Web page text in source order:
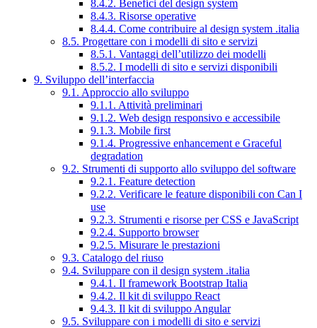
8.4.2. Benefici del design system
8.4.3. Risorse operative
8.4.4. Come contribuire al design system .italia
8.5. Progettare con i modelli di sito e servizi
8.5.1. Vantaggi dell’utilizzo dei modelli
8.5.2. I modelli di sito e servizi disponibili
9. Sviluppo dell’interfaccia
9.1. Approccio allo sviluppo
9.1.1. Attività preliminari
9.1.2. Web design responsivo e accessibile
9.1.3. Mobile first
9.1.4. Progressive enhancement e Graceful
degradation
9.2. Strumenti di supporto allo sviluppo del software
9.2.1. Feature detection
9.2.2. Verificare le feature disponibili con Can I
use
9.2.3. Strumenti e risorse per CSS e JavaScript
9.2.4. Supporto browser
9.2.5. Misurare le prestazioni
9.3. Catalogo del riuso
9.4. Sviluppare con il design system .italia
9.4.1. Il framework Bootstrap Italia
9.4.2. Il kit di sviluppo React
9.4.3. Il kit di sviluppo Angular
9.5. Sviluppare con i modelli di sito e servizi